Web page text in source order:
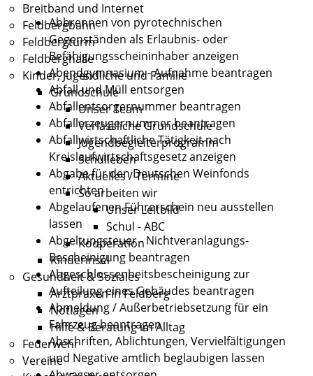
Breitband und Internet
Feldbergbahn
Feldbergturm
Feldberghalle
Kinder, Jugendliche und Familie
Grundschule
Unser Team
Verlässliche Grundschule
Jugendbegleiterprogramm
Schulleben
Aktuelles / Termine
So arbeiten wir
Unser Leitbild
Schul - ABC
Kooperation
Kinderinsel
Gesundheit & Soziales
Arztpraxen in Feldberg
Notlagen
Hilfe & Beratung im Alltag
Feuerwehr
Vereine
Abbrennen von pyrotechnischen
Gegenständen als Erlaubnis- oder
Befähigungsscheininhaber anzeigen
Abendgymnasium - Aufnahme beantragen
Abfall und Müll entsorgen
Abfallentsorgernummer beantragen
Abfallerzeugernummer beantragen
Abfallwirtschaftliche Tätigkeit nach
Kreislaufwirtschaftsgesetz anzeigen
Abgabe für den Deutschen Weinfonds
entrichten
Abgelaufenen Führerschein neu ausstellen
lassen
Abgeltungsteuer - Nichtveranlagungs-
Bescheinigung beantragen
Abgeschlossenheitsbescheinigung zur
Aufteilung eines Gebäudes beantragen
Abmeldung / Außerbetriebsetzung für ein
Fahrzeug beantragen
Abschriften, Ablichtungen, Vervielfältigungen
und Negative amtlich beglaubigen lassen